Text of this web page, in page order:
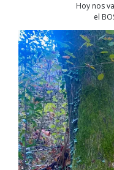
Hoy nos
el